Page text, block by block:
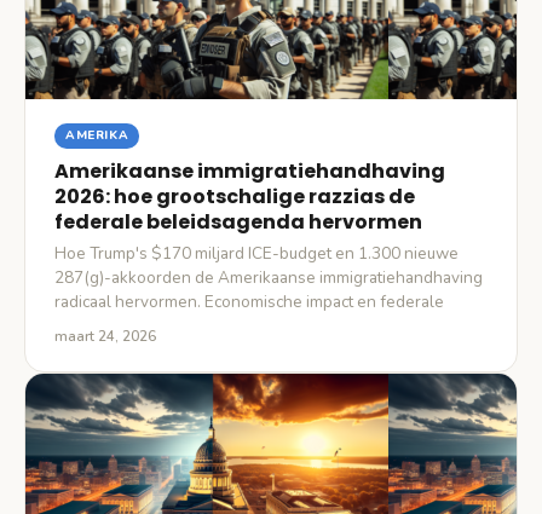
AMERIKA
Amerikaanse immigratiehandhaving
2026: hoe grootschalige razzias de
federale beleidsagenda hervormen
Hoe Trump's $170 miljard ICE-budget en 1.300 nieuwe
287(g)-akkoorden de Amerikaanse immigratiehandhaving
radicaal hervormen. Economische impact en federale
maart 24, 2026